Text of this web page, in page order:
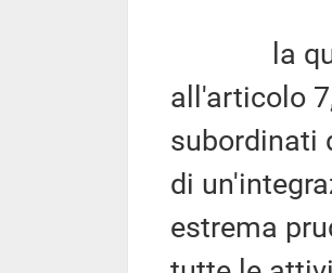
la
all'articolo
subordinati
di
estrema